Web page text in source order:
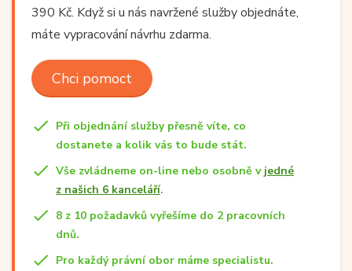
390 Kč. Když si u nás navržené služby objednáte,
máte vypracování návrhu zdarma.
Chci pomoct
Při objednání služby přesně víte, co
dostanete a kolik vás to bude stát.
Vše zvládneme on-line nebo osobně v jedné
z našich 6 kanceláří.
8 z 10 požadavků vyřešíme do 2 pracovních
dnů.
Pro každý právní obor máme specialistu.